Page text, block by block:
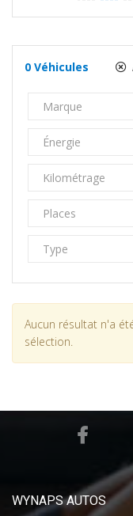
0 Véhicules
Marque
Énergie
Kilométrage
Places
Type
Aucun résultat n'a
sélection.
WYNAPS AUTOS